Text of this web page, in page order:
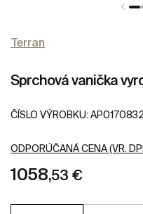
Terran
Sprchová vanička
ČÍSLO VÝROBKU:
ODPORÚČANÁ CENA (VR.
1058,53 €